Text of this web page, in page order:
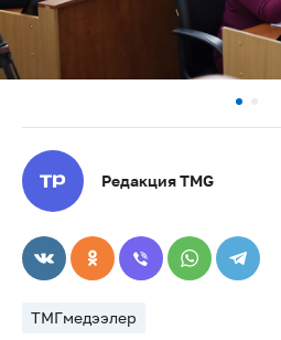
Редакция TMG
ТМГмедээлер